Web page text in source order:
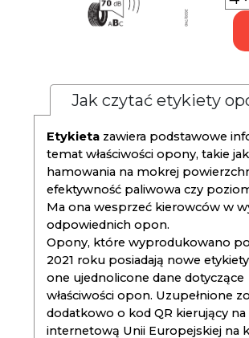
Jak czytać etykiety
Etykieta zawiera podstawowe
temat właściwości opony, takie
hamowania na mokrej
efektywność paliwowa czy
Ma ona wesprzeć kierowców w
odpowiednich opon.
Opony, które wyprodukowano po
2021 roku posiadają nowe
one ujednolicone dane dotyczące
właściwości opon. Uzupełnione
dodatkowo o kod QR kierujący
internetową Unii Europejskiej na